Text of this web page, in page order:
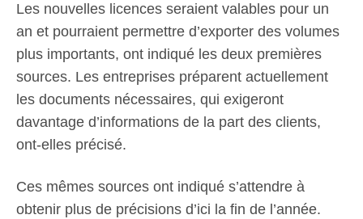
Les nouvelles licences seraient valables pour un
an et pourraient permettre d’exporter des volumes
plus importants, ont indiqué les deux premières
sources. Les entreprises préparent actuellement
les documents nécessaires, qui exigeront
davantage d’informations de la part des clients,
ont-elles précisé.
Ces mêmes sources ont indiqué s’attendre à
obtenir plus de précisions d’ici la fin de l’année.